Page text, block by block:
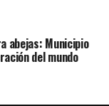
abejas: Municipio
del mundo